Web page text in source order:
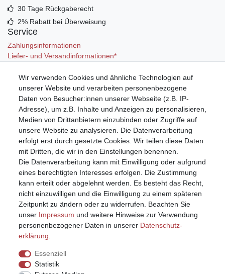
30 Tage Rückgaberecht
2% Rabatt bei Überweisung
Service
Zahlungsinformationen
Liefer- und Versandinformationen*
Mein Konto
Registrieren
Anmelden (Login)
Warenkorb
Wir verwenden Cookies und ähnliche Technologien auf
unserer Website und verarbeiten personenbezogene
Daten von Besucher:innen unserer Webseite (z.B. IP-
Adresse), um z.B. Inhalte und Anzeigen zu personalisieren,
Medien von Drittanbietern einzubinden oder Zugriffe auf
unsere Website zu analysieren. Die Datenverarbeitung
erfolgt erst durch gesetzte Cookies. Wir teilen diese Daten
mit Dritten, die wir in den Einstellungen benennen.
Die Datenverarbeitung kann mit Einwilligung oder aufgrund
eines berechtigten Interesses erfolgen. Die Zustimmung
kann erteilt oder abgelehnt werden. Es besteht das Recht,
nicht einzuwilligen und die Einwilligung zu einem späteren
Zeitpunkt zu ändern oder zu widerrufen. Beachten Sie
unser Impressum und weitere Hinweise zur Verwendung
personenbezogener Daten in unserer Daten­schutz­
erklärung
Essenziell
Statistik